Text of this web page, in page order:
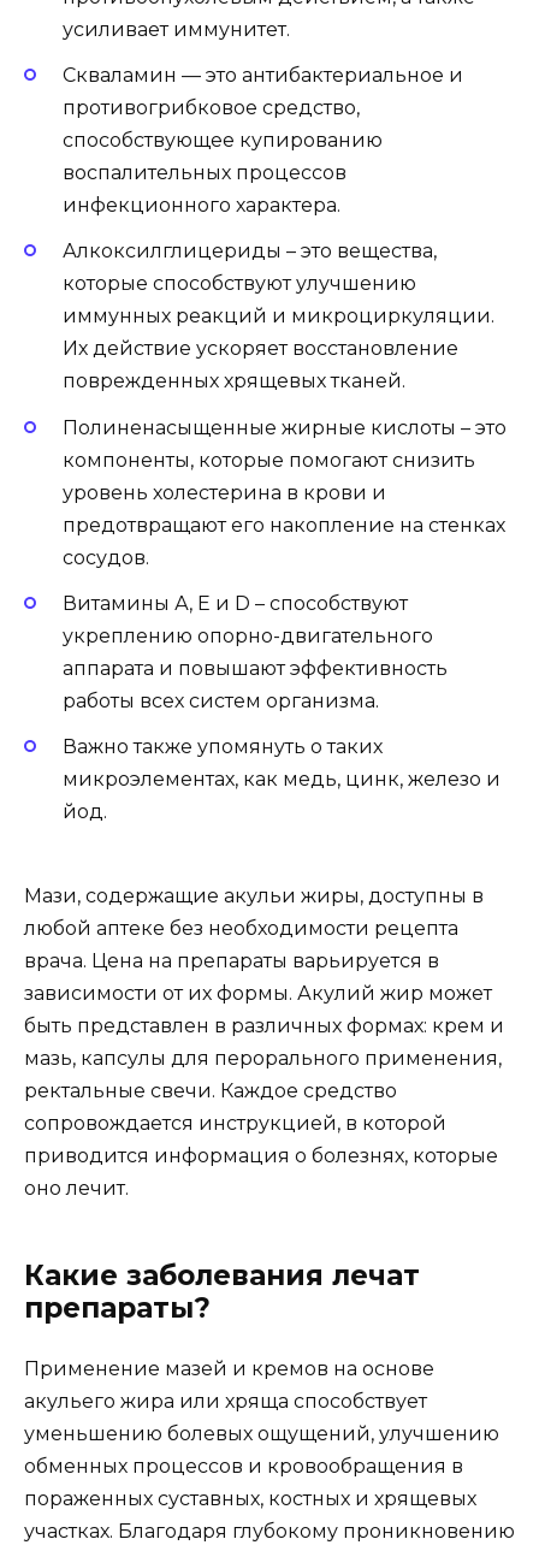
усиливает иммунитет.
Скваламин — это антибактериальное и
противогрибковое средство,
способствующее купированию
воспалительных процессов
инфекционного характера.
Алкоксилглицериды – это вещества,
которые способствуют улучшению
иммунных реакций и микроциркуляции.
Их действие ускоряет восстановление
поврежденных хрящевых тканей.
Полиненасыщенные жирные кислоты – это
компоненты, которые помогают снизить
уровень холестерина в крови и
предотвращают его накопление на стенках
сосудов.
Витамины А, Е и D – способствуют
укреплению опорно-двигательного
аппарата и повышают эффективность
работы всех систем организма.
Важно также упомянуть о таких
микроэлементах, как медь, цинк, железо и
йод.
Мази, содержащие акульи жиры, доступны в
любой аптеке без необходимости рецепта
врача. Цена на препараты варьируется в
зависимости от их формы. Акулий жир может
быть представлен в различных формах: крем и
мазь, капсулы для перорального применения,
ректальные свечи. Каждое средство
сопровождается инструкцией, в которой
приводится информация о болезнях, которые
оно лечит.
Какие заболевания лечат
препараты?
Применение мазей и кремов на основе
акульего жира или хряща способствует
уменьшению болевых ощущений, улучшению
обменных процессов и кровообращения в
пораженных суставных, костных и хрящевых
участках. Благодаря глубокому проникновению